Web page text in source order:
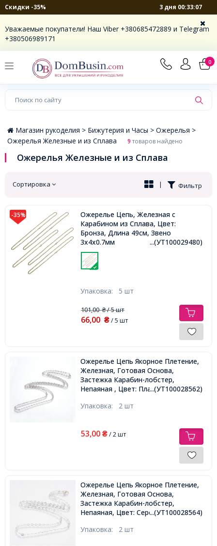
Скидки -35% 3 дня 00:33:06
Уважаемые покупатели! Наш Viber +380685472889 и Telegram
+380506989171
0
×
Магазин рукоделия > Бижутерия и Часы > Ожерелья >
Ожерелья Железные и из Сплава
9товаров найдено
Ожерелья Железные и из Сплава
Сортировка Фильтр
|
-35%
Ожерелье Цепь, Железная с
Карабином из Сплава, Цвет:
Бронза, Длина 49см, Звено
3х4х0.7мм
...(УТ100029480)
Упаковка: 5 шт
101,00₴/ 5 шт
66,00 ₴/ 5 шт
Ожерелье Цепь Якорное Плетение,
Железная, Готовая Основа,
Застежка Карабин-лобстер,
Непаяная , Цвет: Платина, Длина
...(УТ100028562)
Упаковка: 2 шт
53,00 ₴/ 2 шт
Ожерелье Цепь Якорное Плетение,
Железная, Готовая Основа,
Застежка Карабин-лобстер,
Непаяная, Цвет: Серебро, 60см,
...(УТ100028564)
Упаковка: 2 шт